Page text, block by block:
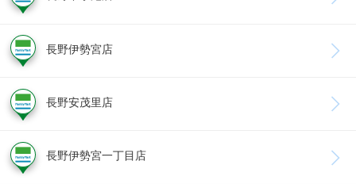
長野伊勢宮店
長野安茂里店
長野伊勢宮一丁目店